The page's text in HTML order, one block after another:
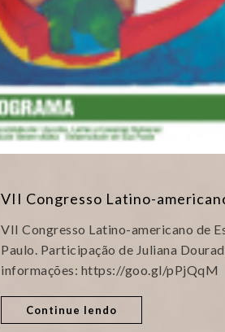
VII Congresso Latino-
VII Congresso Latino-americano de
Paulo. Participação de Juliana
informações: https://goo.gl/pPjQqM
Continue lendo